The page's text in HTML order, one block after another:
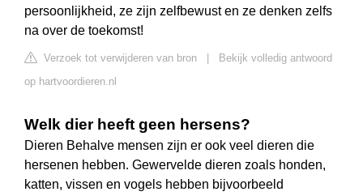
persoonlijkheid, ze zijn zelfbewust en ze denken zelfs
na over de toekomst!
Verzoek tot verwijderen van bron
Bekijk volledig antwoord
op hartvoordieren.nl
Welk dier heeft geen hersens?
Dieren Behalve mensen zijn er ook veel dieren die
hersenen hebben. Gewervelde dieren zoals honden,
katten, vissen en vogels hebben bijvoorbeeld